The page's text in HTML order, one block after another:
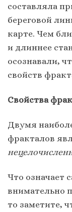
составляла
береговой
карте. Чем
и длиннее
осознавали,
свойств
Свойства
Двумя
фракталов
Что означает
внимательно
то заметите,